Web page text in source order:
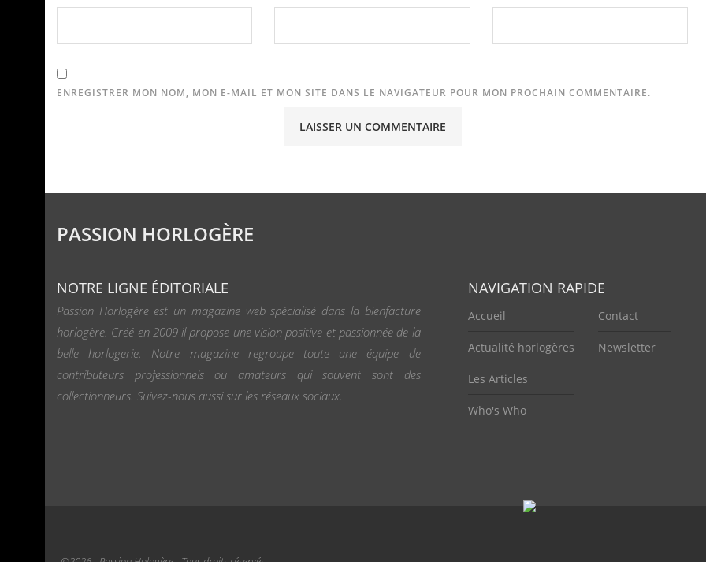
ENREGISTRER MON NOM, MON E-MAIL ET MON SITE DANS LE NAVIGATEUR POUR MON PROCHAIN COMMENTAIRE.
PASSION HORLOGÈRE
NOTRE LIGNE ÉDITORIALE
Passion Horlogère est un magazine web spécialisé dans la bienfacture
horlogère. Créé en 2009 il propose une vision positive et passionnée de la
belle horlogerie. Notre magazine regroupe toute une équipe de
contributeurs professionnels ou amateurs qui souvent sont des
collectionneurs. Suivez-nous aussi sur les réseaux sociaux.
NAVIGATION RAPIDE
Accueil
Actualité horlogères
Les Articles
Who's Who
Contact
Newsletter